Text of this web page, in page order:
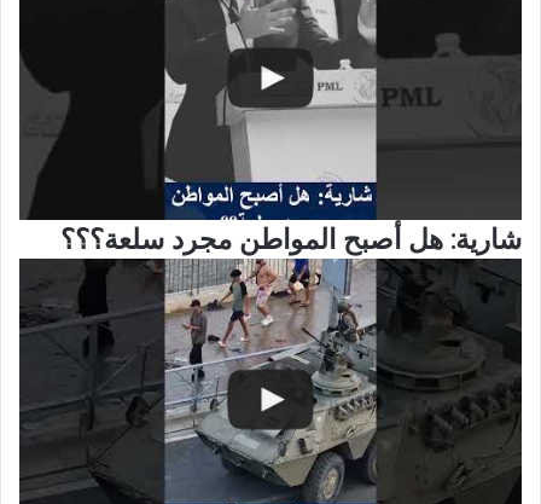
شارية: هل أصبح المواطن مجرد سلعة؟؟؟